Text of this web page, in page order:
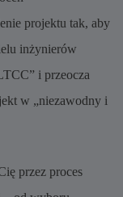
projektu tak, aby
inżynierów
i przeocza
w „niezawodny i
przez proces